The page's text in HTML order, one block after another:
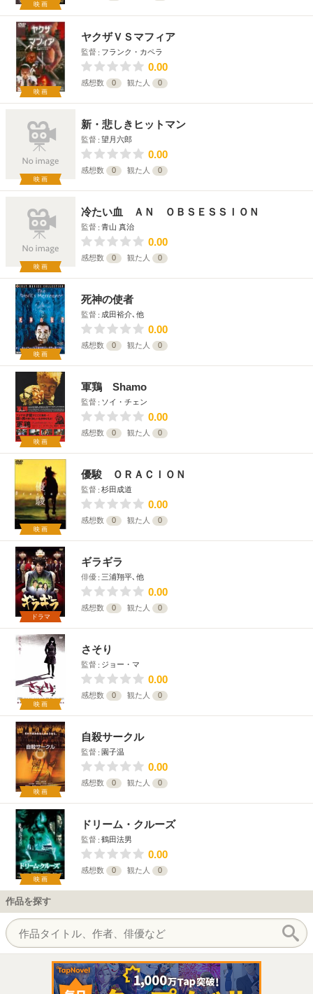
映画
映画
ヤクザＶＳマフィア
監督 フランク・カペラ
0.00
感想数 0 観た人 0
映画
新・悲しきヒットマン
監督 望月六郎
0.00
感想数 0 観た人 0
映画
冷たい血 ＡＮ ＯＢＳＥＳＳＩＯＮ
監督 青山 真治
0.00
感想数 0 観た人 0
映画
死神の使者
監督 成田裕介､他
0.00
感想数 0 観た人 0
映画
軍鶏 Shamo
監督 ソイ・チェン
0.00
感想数 0 観た人 0
映画
優駿 ＯＲＡＣＩＯＮ
監督 杉田成道
0.00
感想数 0 観た人 0
ドラマ
ギラギラ
俳優 三浦翔平､他
0.00
感想数 0 観た人 0
映画
さそり
監督 ジョー・マ
0.00
感想数 0 観た人 0
映画
自殺サークル
監督 園子温
0.00
感想数 0 観た人 0
映画
ドリーム・クルーズ
監督 鶴田法男
0.00
感想数 0 観た人 0
作品を探す